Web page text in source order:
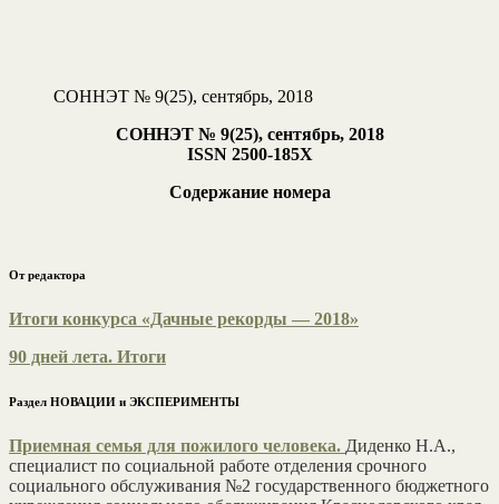
СОННЭТ № 9(25), сентябрь, 2018
СОННЭТ № 9(25), сентябрь, 2018
ISSN 2500-185Х
Содержание номера
От редактора
Итоги конкурса «Дачные рекорды — 2018»
90 дней лета. Итоги
Раздел НОВАЦИИ и ЭКСПЕРИМЕНТЫ
Приемная семья для пожилого человека. Диденко Н.А.,
специалист по социальной работе отделения срочного
социального обслуживания №2 государственного бюджетного